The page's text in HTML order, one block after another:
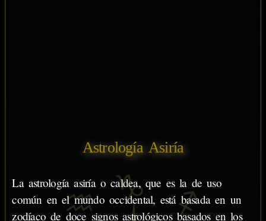
Astrología Asiría
La astrología asiría o caldea, que es la de uso
común en el mundo occidental, está basada en un
zodíaco de doce signos astrológicos basados en los